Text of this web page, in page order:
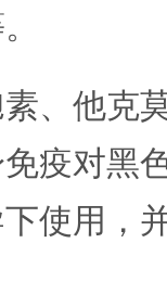
素、他克
疫对黑
使用，